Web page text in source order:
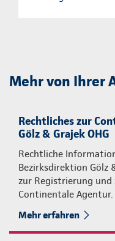
Mehr von Ihrer
Rechtliches zur
Gölz & Grajek OHG
Rechtliche
Bezirksdirektion Gölz
zur Registrierung
Continentale Agentur.
Mehr erfahren